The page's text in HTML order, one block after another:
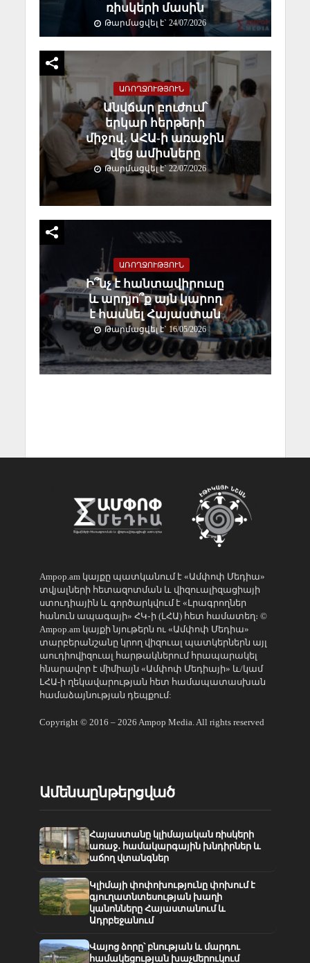
ռիսկերի մասին
Թարմացվել է` 24/07/2026
ԱՌՈՂՋՈՒԹՅՈՒՆ
Անվճար բուժում՝
երկար հերթերի
միջով․ ԱՀԱ-ի առաջին
վեց ամիսները
Թարմացվել է` 22/07/2026
ԱՌՈՂՋՈՒԹՅՈՒՆ
Ի՞նչ է հանտավիրուսը
և արդյո՞ք այն կարող
է հասնել Հայաստան
Թարմացվել է` 16/05/2026
Ampop.am կայքը պատկանում է «Ամփոփ Մեդիա»
տվյալների հետազոտման և վիզուալիզացիայի
ստուդիային և գործարկվում է «Լրագրողներ
հանուն ապագայի» ՀԿ֊ի (ԼՀԱ) հետ համատեղ։ ©
Ampop.am կայքի նյութերն ու «Ամփոփ Մեդիա»
տարբերանշանը կրող վիզուալ պատկերներն այլ
աուդիովիզուալ հարթակներում հրապարակել
հնարավոր է միմիայն «Ամփոփ Մեդիայի» և/կամ
ԼՀԱ-ի ղեկավարության հետ համապատասխան
համաձայնության դեպքում:
Copyright © 2016 – 2026 Ampop Media. All rights reserved
Ամենաընթերցված
Հայաստանը կլիմայական ռիսկերի
առաջ․ համակարգային խնդիրներ և
աճող վտանգներ
Կլիմայի փոփոխությունը փոխում է
գյուղատնտեսության խաղի
կանոնները Հայաստանում և
Ադրբեջանում
Վայոց ձորը՝ բնության և մարդու
համակեցության խաչմերուկում